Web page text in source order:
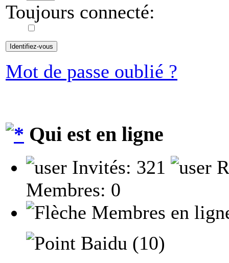
Toujours connecté:
Mot de passe oublié ?
Qui est en ligne
Invités: 321
Membres: 0
Membres en
Baidu (10)